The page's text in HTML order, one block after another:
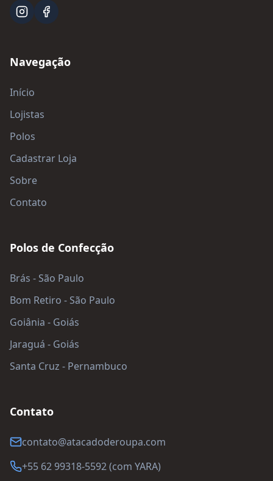
Navegação
Início
Lojistas
Polos
Cadastrar Loja
Sobre
Contato
Polos de Confecção
Brás - São Paulo
Bom Retiro - São Paulo
Goiânia - Goiás
Jaraguá - Goiás
Santa Cruz - Pernambuco
Contato
contato@atacadoderoupa.com
+55 62 99318-5592 (com YARA)